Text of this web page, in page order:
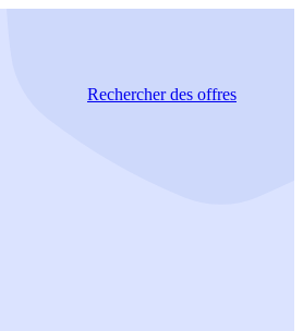
Rechercherdes offres